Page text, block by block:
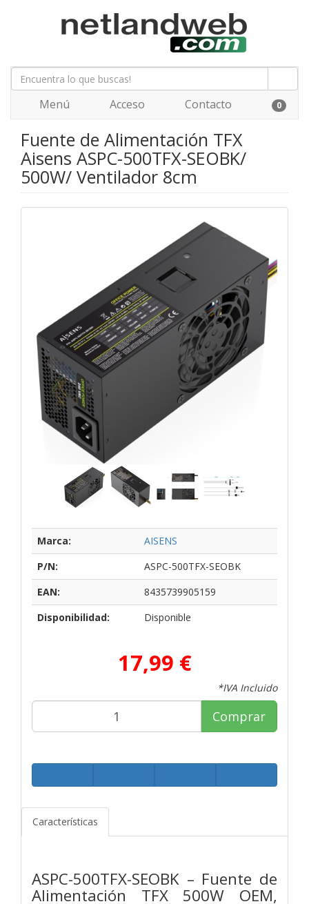
Menú Acceso Contacto 0
Fuente de Alimentación TFX
Aisens ASPC-500TFX-SEOBK/
500W/ Ventilador 8cm
Marca:
AISENS
P/N:
ASPC-500TFX-SEOBK
EAN:
8435739905159
Disponibilidad:
Disponible
17,99 €
*IVA Incluido
Comprar
Características
ASPC-500TFX-SEOBK – Fuente de
Alimentación TFX 500W OEM,